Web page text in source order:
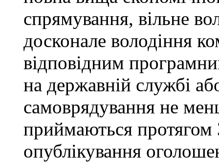
спрямування, вільне
досконале володіння
відповідним
на державній службі
самоврядування не
приймаються протягом
опублікування